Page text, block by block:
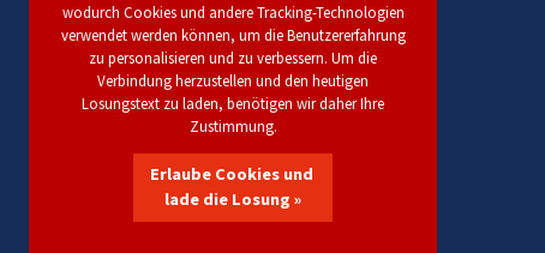
wodurch Cookies und andere Tracking-Technologien
verwendet werden können, um die Benutzererfahrung
zu personalisieren und zu verbessern. Um die
Verbindung herzustellen und den heutigen
Losungstext zu laden, benötigen wir daher Ihre
Zustimmung.
Erlaube Cookies und
lade die Losung »